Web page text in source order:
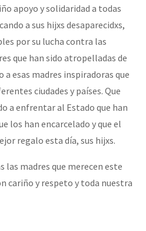
apoyo y solidaridad a todas
a sus hijxs desaparecidxs,
por su lucha contra las
que han sido atropelladas de
esas madres inspiradoras que
ciudades y países. Que
a enfrentar al Estado que han
los han encarcelado y que el
regalo esta día, sus hijxs.
las madres que merecen este
cariño y respeto y toda nuestra